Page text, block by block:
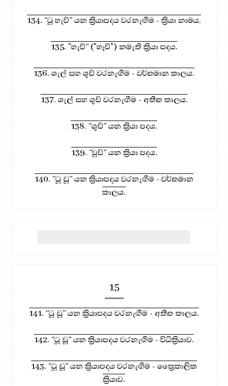
134. “ටූ හැව්” යන ක්‍රියාපදය වරනැඟීම - ක්‍රියා නාමය.
135. "හැව්” ("හෑව්") නමැති ක්‍රියා පදය.
136. ශැල් සහ ශුඩ් වරනැඟීම - වර්තමාන කාලය.
137. ශැල් සහ ශුඩ් වරනැඟීම - අතීත කාලය.
138. “ශුඩ්” යන ක්‍රියා පදය.
139. “වුඩ්” යන ක්‍රියා පදය.
140. “ටූ ඩූ” යන ක්‍රියාපදය වරනැඟීම - වර්තමාන
කාලය.
15
141. “ටූ ඩූ” යන ක්‍රියාපදය වරනැඟීම - අතීත කාලය.
142. “ටූ ඩූ” යන ක්‍රියාපදය වරනැඟීම - විධික්‍රියාව.
143. “ටූ ඩූ” යන ක්‍රියාපදය වරනැඟීම - ත්‍රෛකාලික
ක්‍රියාව.